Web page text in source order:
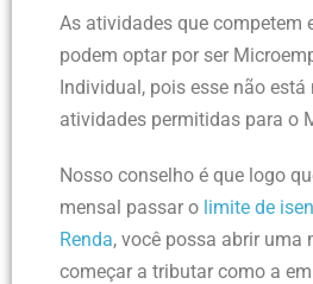
As atividades que competem
podem optar por ser
Individual, pois esse não está
atividades permitidas para o
Nosso conselho é que logo
mensal passar o limite de
Renda, você possa abrir uma
começar a tributar como a